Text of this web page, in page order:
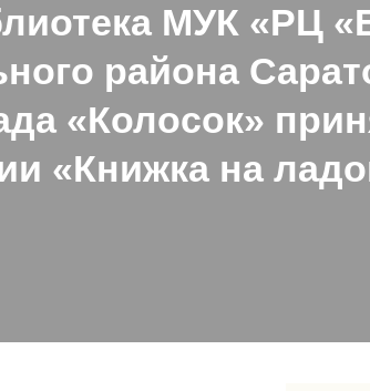
МУК «РЦ
района
«Колосок»
«Книжка на